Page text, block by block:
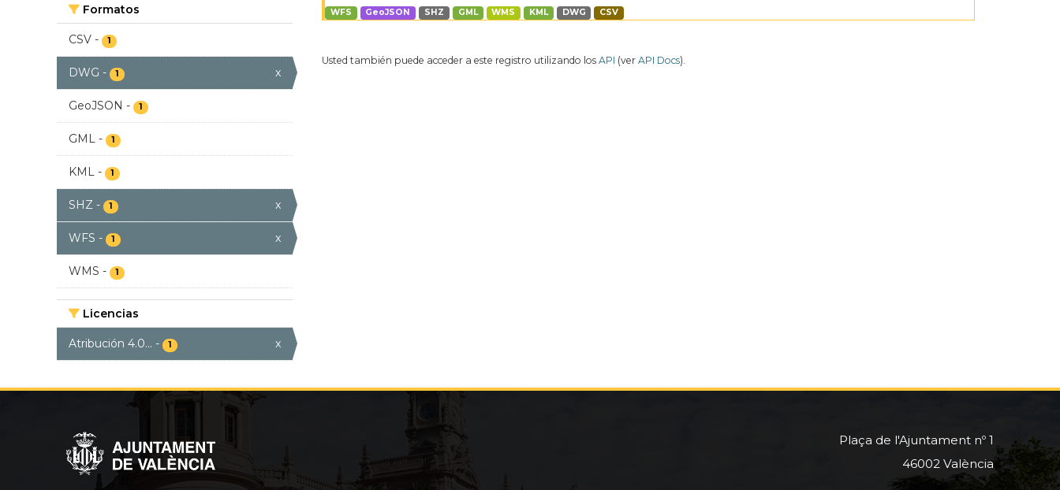
Formatos
CSV - 1
DWG - 1 x
GeoJSON - 1
GML - 1
KML - 1
SHZ - 1 x
WFS - 1 x
WMS - 1
Licencias
Atribución 4.0... - 1 x
WFS GeoJSON SHZ GML WMS KML DWG CSV
Usted también puede acceder a este registro utilizando los API (ver API Docs).
Plaça de l'Ajuntament nº 1
46002 València